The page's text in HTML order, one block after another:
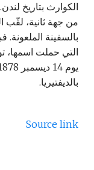
الكوارث بتاريخ لندن.
من جهة ثانية، لقّب
التي حملت اسمها،
بالديفتيريا.
Source link